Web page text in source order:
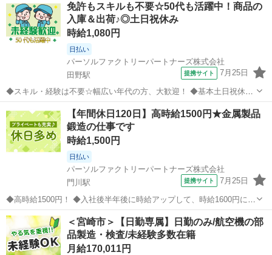
免許もスキルも不要☆50代も活躍中！商品の
入庫＆出荷♪◎土日祝休み
時給1,080円
日払い
パーソルファクトリーパートナーズ株式会社
田野駅
提携サイト 7月25日
◆スキル・経験は不要☆幅広い年代の方、大歓迎！ ◆基本土日祝休み
×残業も少なめ◎働きやすい環境！ ◆マイカー通勤OK！無料駐車場完
備♪ ケーキやクッキーなどのお菓子をかわいく彩るチョコレートペン
や 手作りお菓子の材料をつく...
田野駅 工場
【年間休日120日】高時給1500円★金属製品
鍛造の仕事です
時給1,500円
日払い
パーソルファクトリーパートナーズ株式会社
門川駅
提携サイト 7月25日
◆高時給1500円！ ◆入社後半年後に時給アップして、時給1600円にな
ります！ ◆残業の無い仕事で、プライベートなど空き時間を十分にと
れます！ ◆年間休日120日と一般より多めの休日で、プライベートを
充実させることができま...
宮崎 門川駅 工場
＜宮崎市＞【日勤専属】日勤のみ/航空機の部
品製造・検査/未経験多数在籍
月給170,011円